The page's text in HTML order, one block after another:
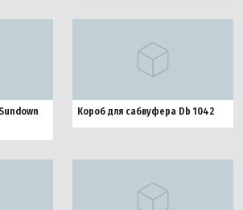
Короб для сабвуфера Db 1042